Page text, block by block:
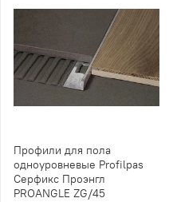
Профили для пола
одноуровневые Profilpas
Серфикс Проэнгл
PROANGLE ZG/45